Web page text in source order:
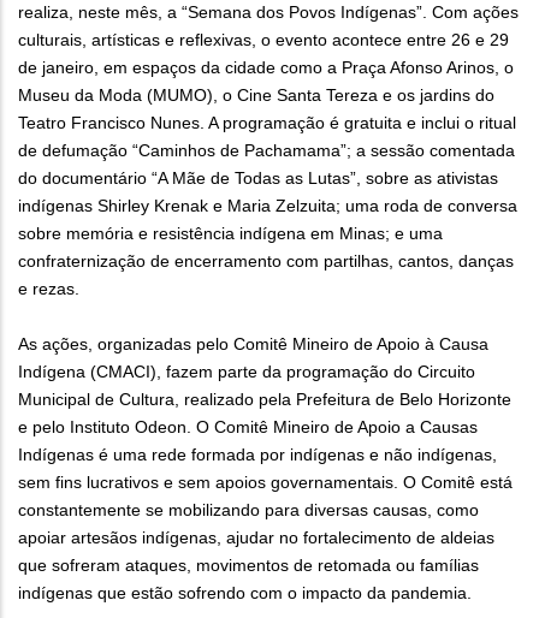
realiza, neste mês, a “Semana dos Povos Indígenas”. Com ações
culturais, artísticas e reflexivas, o evento acontece entre 26 e 29
de janeiro, em espaços da cidade como a Praça Afonso Arinos, o
Museu da Moda (MUMO), o Cine Santa Tereza e os jardins do
Teatro Francisco Nunes. A programação é gratuita e inclui o ritual
de defumação “Caminhos de Pachamama”; a sessão comentada
do documentário “A Mãe de Todas as Lutas”, sobre as ativistas
indígenas Shirley Krenak e Maria Zelzuita; uma roda de conversa
sobre memória e resistência indígena em Minas; e uma
confraternização de encerramento com partilhas, cantos, danças
e rezas.
As ações, organizadas pelo Comitê Mineiro de Apoio à Causa
Indígena (CMACI), fazem parte da programação do Circuito
Municipal de Cultura, realizado pela Prefeitura de Belo Horizonte
e pelo Instituto Odeon. O Comitê Mineiro de Apoio a Causas
Indígenas é uma rede formada por indígenas e não indígenas,
sem fins lucrativos e sem apoios governamentais. O Comitê está
constantemente se mobilizando para diversas causas, como
apoiar artesãos indígenas, ajudar no fortalecimento de aldeias
que sofreram ataques, movimentos de retomada ou famílias
indígenas que estão sofrendo com o impacto da pandemia.